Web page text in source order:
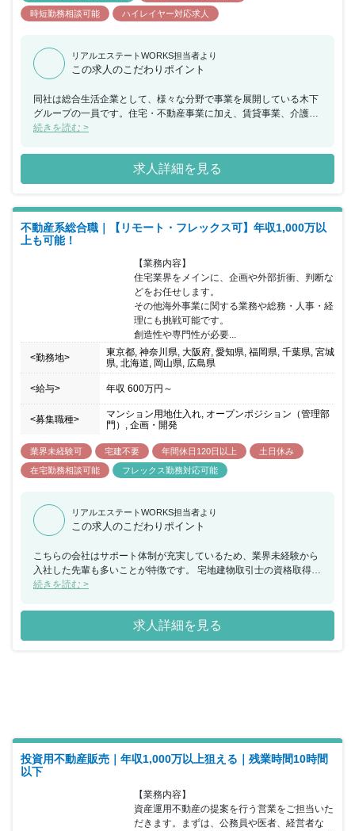
時短勤務相談可能
ハイレイヤー対応求人
リアルエステートWORKS担当者より
この求人のこだわりポイント
同社は総合生活企業として、様々な分野で事業を展開している木下
グループの一員です。住宅・不動産事業に加え、賃貸事業、介護事
業が主軸です。その他にも美容、映画、音楽、放送等、多角事業を
ちしています。東日本、西日本エリアで1名ずつの募集です。入社3
ヵ月間は、契約社員(その後正社員登用を検討)としての契約です。
続きを読む >
求人詳細を見る
不動産系総合職｜【リモート・フレックス可】年収1,000万以
上も可能！
【業務内容】
住宅業界をメインに、企画や外部折衝、判断な
どをお任せします。
その他海外事業に関する業務や総務・人事・経
理にも挑戦可能です。
創造性や専門性が必要...
<勤務地>
東京都, 神奈川県, 大阪府, 愛知県, 福岡県, 千葉県, 宮城
県, 北海道, 岡山県, 広島県
<給与> 年収 600万円 ～
<募集職種>
マンション用地仕入れ, オープンポジション（管理部
門）, 企画・開発
業界未経験可 宅建不要 年間休日120日以上
土日休み
在宅勤務相談可能
フレックス勤務対応可能
リアルエステートWORKS担当者より
この求人のこだわりポイント
こちらの会社はサポート体制が充実しているため、業界未経験から
入社した先輩も多いことが特徴です。 宅地建物取引士の資格取得支
援やOJTが整っており、イチから学べます。 さらにフレックス制度
き改革も推進中です。 業界知識を身につけつつ、働きやすい環境を
求めている方にピッタリの転職先と言えるでしょう。
続きを読む >
求人詳細を見る
投資用不動産販売｜年収1,000万以上狙える｜残業時間10時間
以下
【業務内容】
資産運用不動産の提案を行う営業をご担当いた
だきます。まずは、公務員や医者、経営者な